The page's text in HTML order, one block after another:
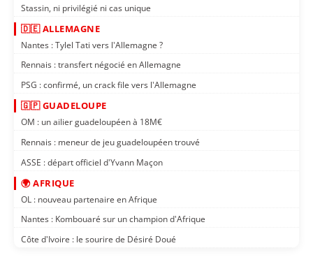
Stassin, ni privilégié ni cas unique
🇩🇪 ALLEMAGNE
Nantes : Tylel Tati vers l'Allemagne ?
Rennais : transfert négocié en Allemagne
PSG : confirmé, un crack file vers l'Allemagne
🇬🇵 GUADELOUPE
OM : un ailier guadeloupéen à 18M€
Rennais : meneur de jeu guadeloupéen trouvé
ASSE : départ officiel d'Yvann Maçon
🌍 AFRIQUE
OL : nouveau partenaire en Afrique
Nantes : Kombouaré sur un champion d'Afrique
Côte d'Ivoire : le sourire de Désiré Doué